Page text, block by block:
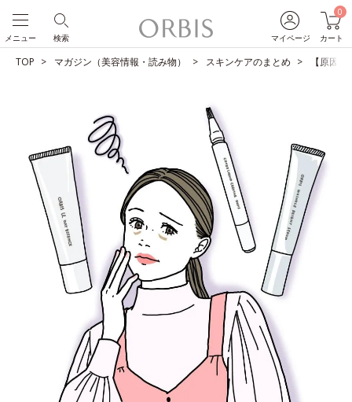
マイページ
0
カート
検索
メニュー
TOP マガジン（美容情報・読み物） スキンケアのまとめ 【原因